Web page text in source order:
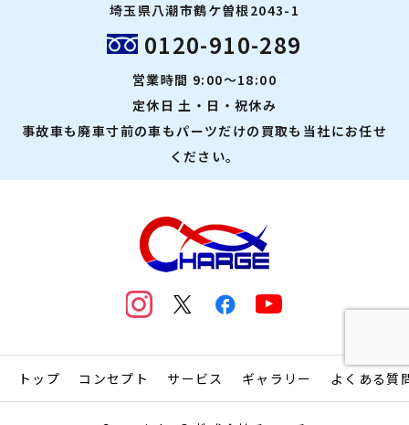
埼玉県八潮市鶴ケ曽根2043-1
0120-910-289
営業時間 9:00～18:00
定休日 土・日・祝休み
事故車も廃車寸前の車もパーツだけの買取も当社にお任せ
ください。
トップ コンセプト サービス ギャラリー よくある質